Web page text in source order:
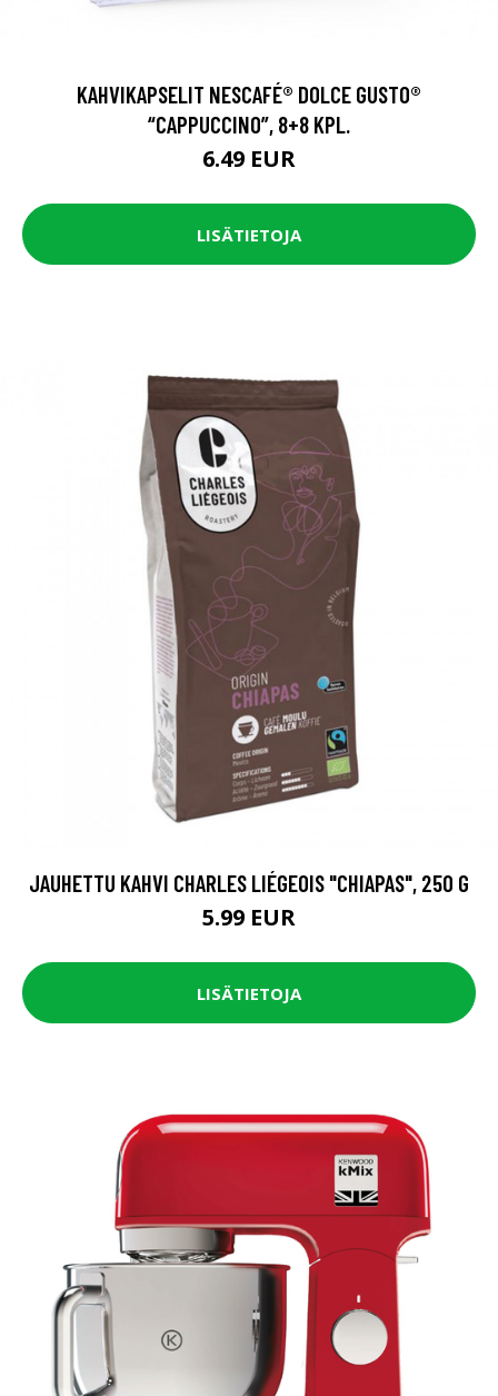
KAHVIKAPSELIT NESCAFÉ® DOLCE GUSTO®
“CAPPUCCINO”, 8+8 KPL.
6.49 EUR
LISÄTIETOJA
JAUHETTU KAHVI CHARLES LIÉGEOIS "CHIAPAS", 250 G
5.99 EUR
LISÄTIETOJA